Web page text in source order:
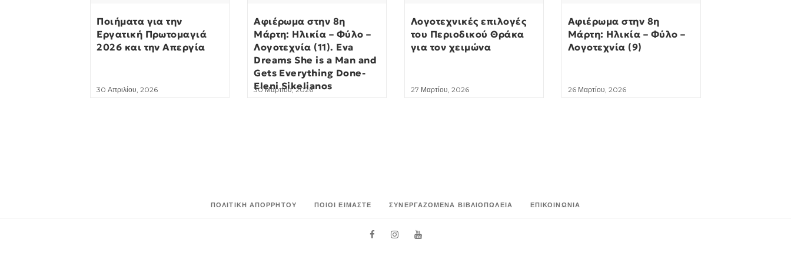
Ποιήματα για την
Εργατική Πρωτομαγιά
2026 και την Απεργία
30 Απριλίου, 2026
Αφιέρωμα στην 8η
Μάρτη: Ηλικία – Φύλο –
Λογοτεχνία (11). Eva
Dreams She is a Man and
Gets Everything Done-
Eleni Sikelianos
30 Μαρτίου, 2026
Λογοτεχνικές επιλογές
του Περιοδικού Θράκα
για τον χειμώνα
27 Μαρτίου, 2026
Αφιέρωμα στην 8η
Μάρτη: Ηλικία – Φύλο –
Λογοτεχνία (9)
26 Μαρτίου, 2026
ΠΟΛΙΤΙΚΉ ΑΠΟΡΡΉΤΟΥ ΠΟΙΟΙ ΕΊΜΑΣΤΕ ΣΥΝΕΡΓΑΖΌΜΕΝΑ ΒΙΒΛΙΟΠΩΛΕΊΑ ΕΠΙΚΟΙΝΩΝΊΑ